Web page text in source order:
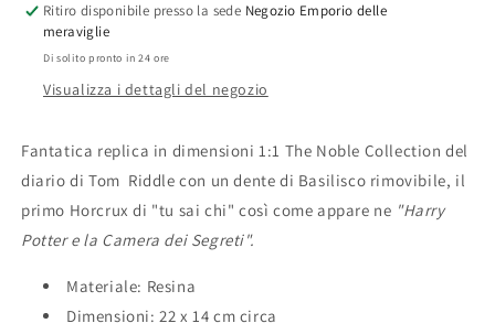
Harry
Potter
Harry
Ritiro disponibile presso la sede Negozio Emporio delle
meraviglie
Di solito pronto in 24 ore
Visualizza i dettagli del negozio
Fantatica replica in dimensioni 1:1 The Noble Collection del
diario di Tom Riddle con un dente di Basilisco rimovibile, il
primo Horcrux di "tu sai chi" così come appare ne "Harry
Potter e la Camera dei Segreti".
Materiale: Resina
Dimensioni: 22 x 14 cm circa